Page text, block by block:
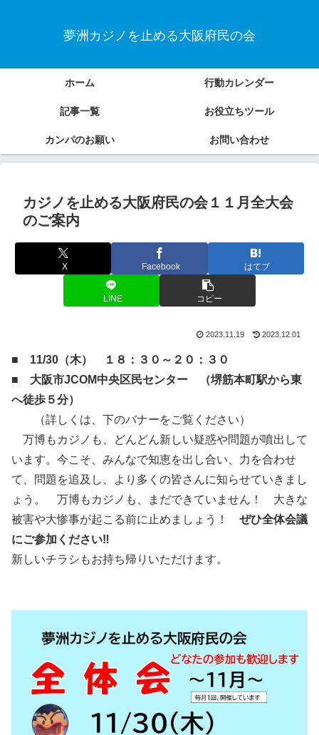
夢洲カジノを止める大阪府民の会
ホーム 行動カレンダー
記事一覧 お役立ちツール
カンパのお願い お問い合わせ
カジノを止める大阪府民の会１１月全大会
のご案内
X Facebook はてブ
LINE コピー
2023.11.19 2023.12.01
■ 11/30（木） １８：３０～２０：３０
■ 大阪市JCOM中央区民センター （堺筋本町駅から東
へ徒歩５分）
（詳しくは、下のバナーをご覧ください）
万博もカジノも、どんどん新しい疑惑や問題が噴出して
います。今こそ、みんなで知恵を出し合い、力を合わせ
て、問題を追及し、より多くの皆さんに知らせていきまし
ょう。 万博もカジノも、まだできていません！ 大きな
被害や大惨事が起こる前に止めましょう！ ぜひ全体会議
にご参加ください‼
新しいチラシもお持ち帰りいただけます。